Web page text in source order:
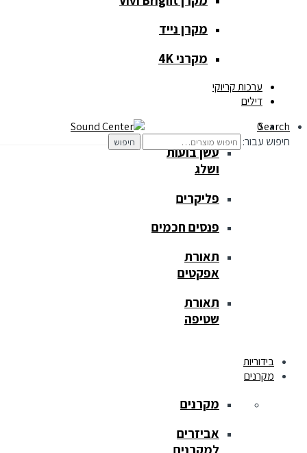
קלידים
תופים
תאורה ואפקטים
עשן בועות
ושלג
פליקרים
פנסים חכמים
תאורת
אפקטים
תאורת
שטיפה
בידוריות
מקרנים
מקרנים
אביזרים
למקרנים
מקרן נייד
מקרני 4K
ערכות קריוקי
דילים
Search
חיפוש עבור:
חיפוש
0